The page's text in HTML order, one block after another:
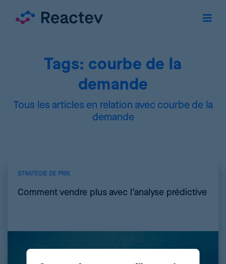
Tags: courbe de la
demande
Tous les articles en relation avec courbe de la
demande
STRATÉGIE DE PRIX
Comment vendre plus avec l’analyse prédictive